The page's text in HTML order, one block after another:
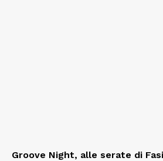
Groove Night, alle serate di